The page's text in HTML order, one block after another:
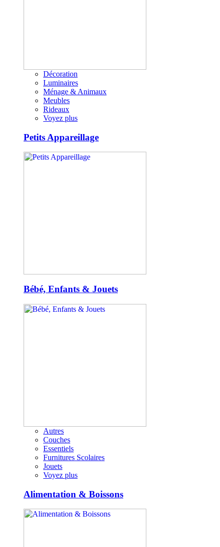
Décoration
Luminaires
Ménage & Animaux
Meubles
Rideaux
Voyez plus
Petits Appareillage
Bébé, Enfants & Jouets
Autres
Couches
Essentiels
Furnitures Scolaires
Jouets
Voyez plus
Alimentation & Boissons